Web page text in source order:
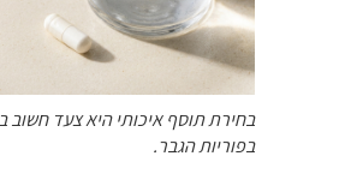
בחירת תוסף איכותי היא צעד חשוב
בפוריות הגבר.